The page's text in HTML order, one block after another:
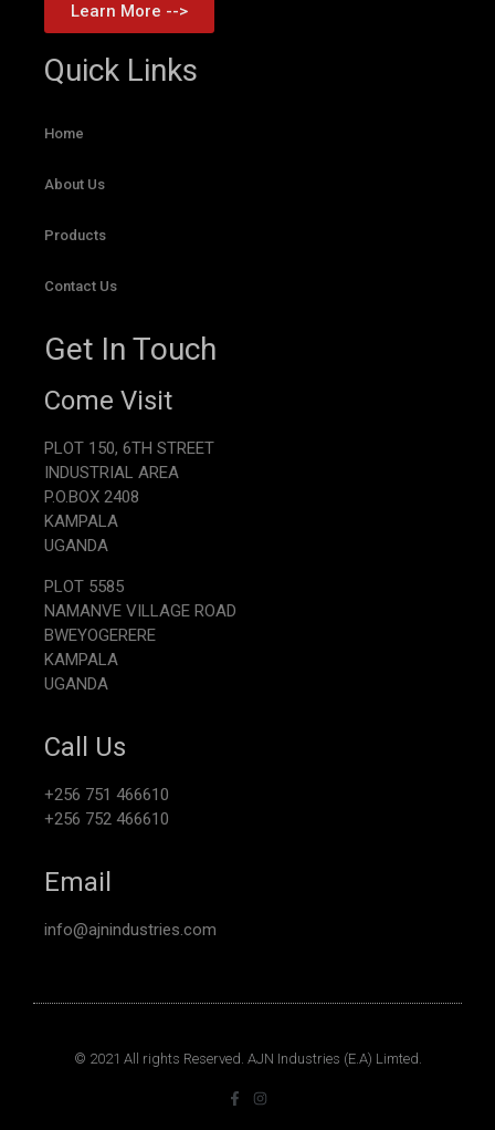
Learn More -->
Quick Links
Home
About Us
Products
Contact Us
Get In Touch
Come Visit
PLOT 150, 6TH STREET
INDUSTRIAL AREA
P.O.BOX 2408
KAMPALA
UGANDA
PLOT 5585
NAMANVE VILLAGE ROAD
BWEYOGERERE
KAMPALA
UGANDA
Call Us
+256 751 466610
+256 752 466610
Email
info@ajnindustries.com
© 2021 All rights Reserved. AJN Industries (E.A) Limted.